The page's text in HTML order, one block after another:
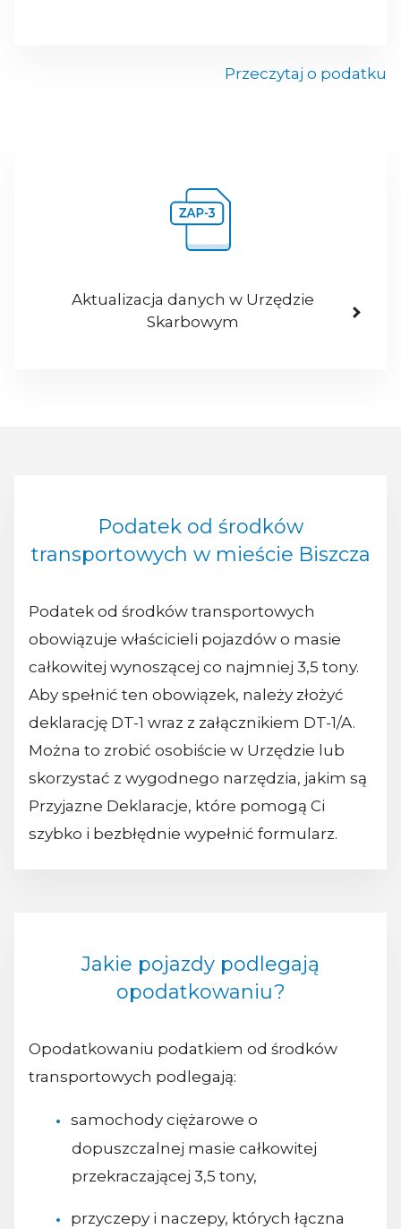
Przeczytaj o podatku
Aktualizacja danych w Urzędzie
Skarbowym
Podatek od środków
transportowych w mieście Biszcza
Podatek od środków transportowych
obowiązuje właścicieli pojazdów o masie
całkowitej wynoszącej co najmniej 3,5 tony.
Aby spełnić ten obowiązek, należy złożyć
deklarację DT-1 wraz z załącznikiem DT-1/A.
Można to zrobić osobiście w Urzędzie lub
skorzystać z wygodnego narzędzia, jakim są
Przyjazne Deklaracje, które pomogą Ci
szybko i bezbłędnie wypełnić formularz.
Jakie pojazdy podlegają
opodatkowaniu?
Opodatkowaniu podatkiem od środków
transportowych podlegają:
samochody ciężarowe o
dopuszczalnej masie całkowitej
przekraczającej 3,5 tony,
przyczepy i naczepy, których łączna